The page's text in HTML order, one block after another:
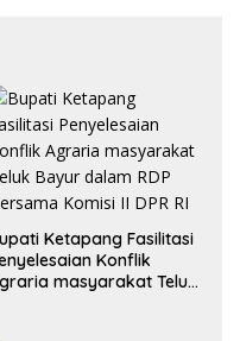
Ketapang Fasilitasi
Konflik
masyarakat Teluk